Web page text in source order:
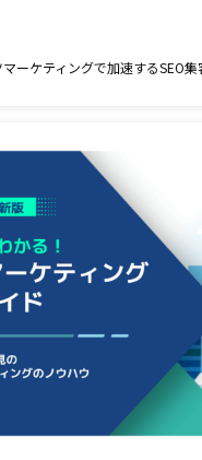
ーケティングで加速するSEO集